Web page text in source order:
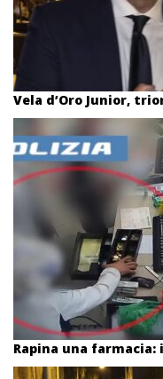
Vela d’Oro Junior,
Rapina una